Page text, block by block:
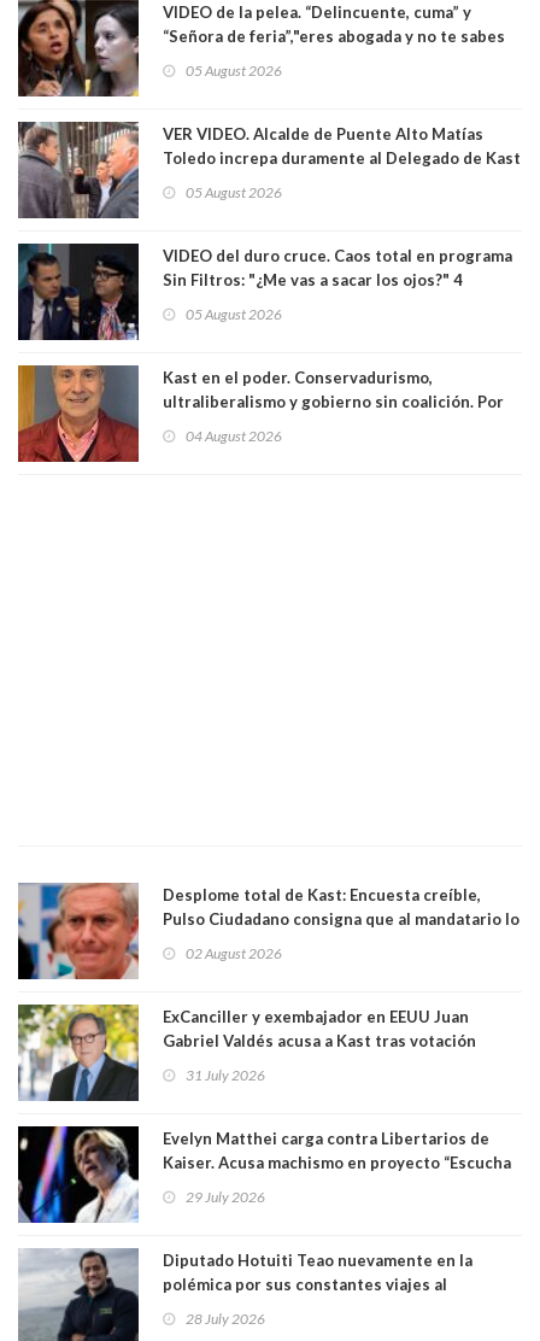
VIDEO de la pelea. “Delincuente, cuma” y
“Señora de feria”,"eres abogada y no te sabes
senadoras Camila Flores y Fabiola Campillai en
05 August 2026
VER VIDEO. Alcalde de Puente Alto Matías
Toledo increpa duramente al Delegado de Kast
delegado nuevamente arrancando"
05 August 2026
VIDEO del duro cruce. Caos total en programa
Sin Filtros: "¿Me vas a sacar los ojos?" 4
excarabinero que dejó ciego a Gustavo Gatica:
05 August 2026
Kast en el poder. Conservadurismo,
ultraliberalismo y gobierno sin coalición. Por
04 August 2026
Desplome total de Kast: Encuesta creíble,
Pulso Ciudadano consigna que al mandatario lo
sacó en primera vuelta. Rechazo es de 58.9% y
64.8%
02 August 2026
ExCanciller y exembajador en EEUU Juan
Gabriel Valdés acusa a Kast tras votación
"Si hay una persona responsable es él"
31 July 2026
Evelyn Matthei carga contra Libertarios de
Kaiser. Acusa machismo en proyecto “Escucha
"¿Cómo puede haber alguien tan enfermo del
29 July 2026
Diputado Hotuiti Teao nuevamente en la
polémica por sus constantes viajes al
vacaciones para irse a Londres y Paris por 18
28 July 2026